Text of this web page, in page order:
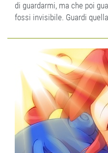
di guardarmi, ma che poi
fossi invisibile. Guardi